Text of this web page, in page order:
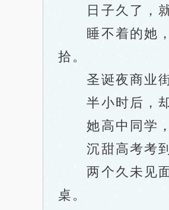
日子久了，就
睡不着的她，
拾。
圣诞夜商业街
半小时后，却
她高中同学，
沉甜高考考到
两个久未见面
桌。